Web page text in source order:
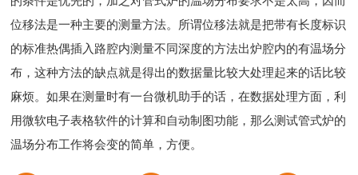
位移法是一种主要的测量方法。所谓位移法就是把带有长度标识
的标准热偶插入路腔内测量不同深度的方法出炉腔内的有温场分
布，这种方法的缺点就是得出的数据量比较大处理起来的话比较
麻烦。如果在测量时有一台微机助手的话，在数据处理方面，利
用微软电子表格软件的计算和自动制图功能，那么测试管式炉的
温场分布工作将会变的简单，方便。